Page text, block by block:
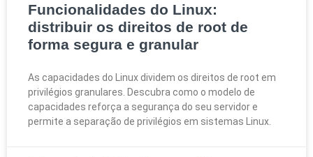
Funcionalidades do Linux:
distribuir os direitos de root de
forma segura e granular
As capacidades do Linux dividem os direitos de root em
privilégios granulares. Descubra como o modelo de
capacidades reforça a segurança do seu servidor e
permite a separação de privilégios em sistemas Linux.